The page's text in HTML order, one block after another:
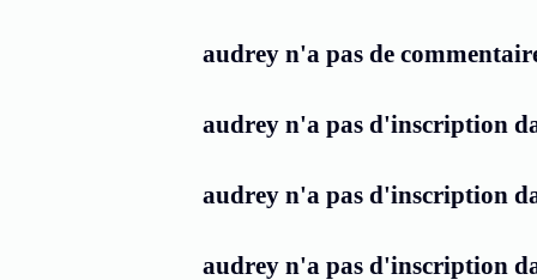
audrey n'a pas de
audrey n'a pas d'inscription
audrey n'a pas d'inscription
audrey n'a pas d'inscription